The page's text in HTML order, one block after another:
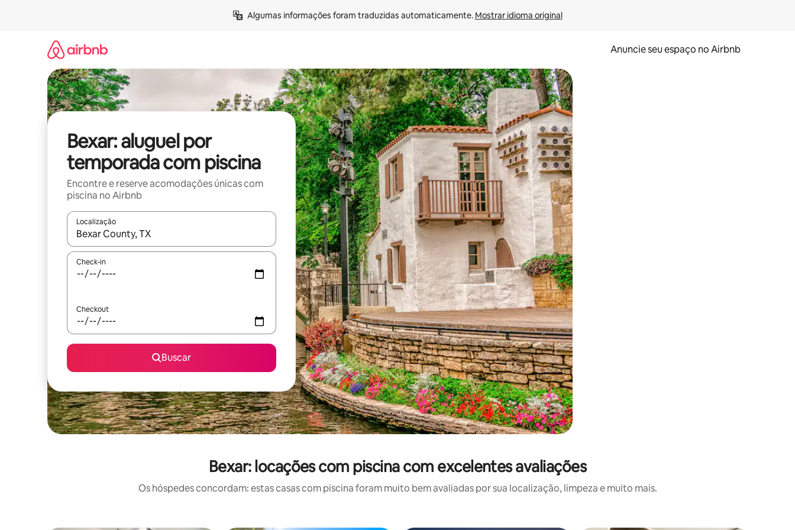
Algumas informações foram traduzidas automaticamente. Mostrar idioma original
Anuncie seu espaço no Airbnb
Bexar: aluguel por
temporada com piscina
Encontre e reserve acomodações únicas com
piscina no Airbnb
Localização
Quando os resultados estiverem disponíveis, explore-os usando as seta para cima e para baixo do teclado ou tocando e deslizando o dedo na tela.
Check-in
Checkout
Buscar
Bexar: locações com piscina com excelentes avaliações
Os hóspedes concordam: estas casas com piscina foram muito bem avaliadas por sua localização, limpeza e muito mais.